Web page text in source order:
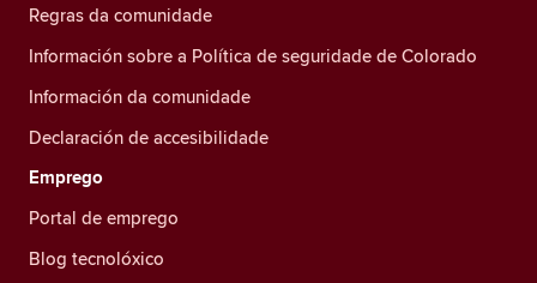
Regras da comunidade
Información sobre a Política de seguridade de Colorado
Información da comunidade
Declaración de accesibilidade
Emprego
Portal de emprego
Blog tecnolóxico